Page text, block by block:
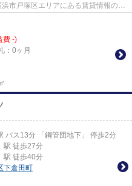
市戸塚区エリアにある賃貸情報のこ
費 -)
：0ヶ月
バス13分 「鋼管団地下」 停歩2分
駅 徒歩27分
駅 徒歩40分
下倉田町